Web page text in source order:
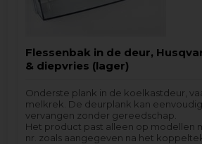
Flessenbak in de deur,
& diepvries (lager)
Onderste plank in de koelkastdeur,
melkrek. De deurplank kan
vervangen zonder gereedschap.
Het product past alleen op modellen
nr. zoals aangegeven na het